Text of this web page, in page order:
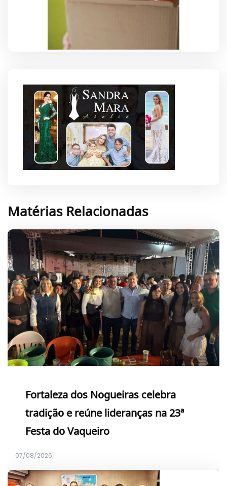
Matérias Relacionadas
Fortaleza dos Nogueiras celebra
tradição e reúne lideranças na 23ª
Festa do Vaqueiro
07/08/2026